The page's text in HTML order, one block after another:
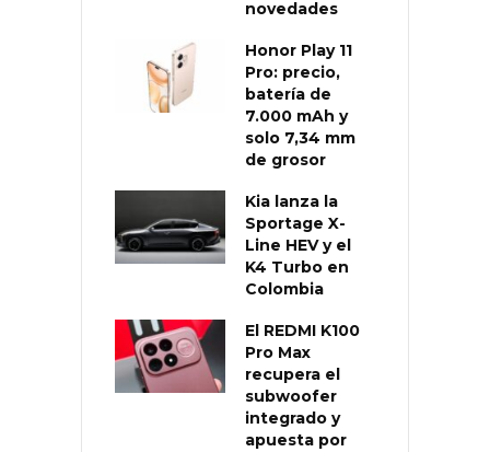
novedades
Honor Play 11
Pro: precio,
batería de
7.000 mAh y
solo 7,34 mm
de grosor
Kia lanza la
Sportage X-
Line HEV y el
K4 Turbo en
Colombia
El REDMI K100
Pro Max
recupera el
subwoofer
integrado y
apuesta por